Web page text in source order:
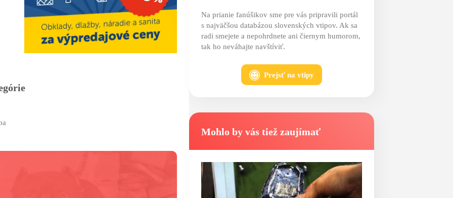
Na prianie fanúšikov sme pre vás pripravili portál
s najväčšou databázou slovenských vtipov. Ak sa
radi smejete a nepohrdnete ani čiernym humorom,
tak ho neváhajte navštíviť.
Prejsť na vtipy
Mohlo by vás tiež zaujímať